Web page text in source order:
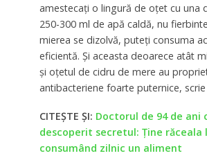
amestecaţi o lingură de oţet cu una
250-300 ml de apă caldă, nu
mierea se dizolvă, puteţi consuma
eficientă. Şi aceasta deoarece atât
şi oţetul de cidru de mere au
antibacteriene foarte puternice, scrie
CITEȘTE ȘI: Doctorul de 94 de ani
descoperit secretul: Ţine răceala
consumând zilnic un aliment